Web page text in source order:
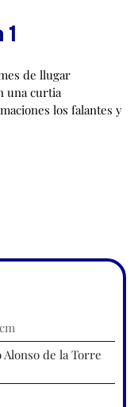
de llugar
una curtia
los falantes y
Alonso de la Torre